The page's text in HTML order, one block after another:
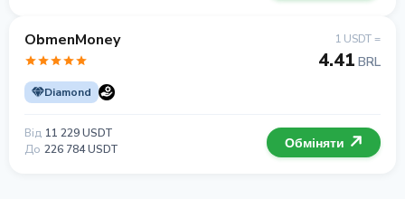
ObmenMoney
Diamond
1 USDT =
4.41 BRL
Від 11 229 USDT
До 226 784 USDT Обміняти